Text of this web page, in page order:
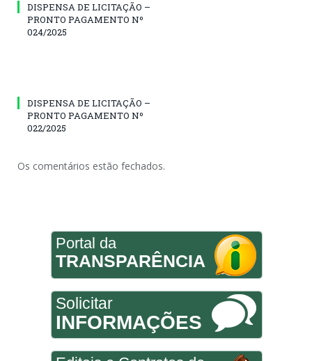
DISPENSA DE LICITAÇÃO –
PRONTO PAGAMENTO Nº
024/2025
DISPENSA DE LICITAÇÃO –
PRONTO PAGAMENTO Nº
022/2025
Os comentários estão fechados.
Portal da
TRANSPARÊNCIA
Solicitar
INFORMAÇÕES